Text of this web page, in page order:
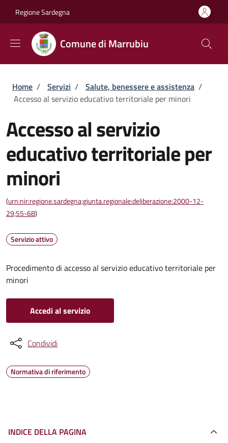
Regione Sardegna
Comune di Marrubiu
Briciole di pane
Home / Servizi / Salute, benessere e assistenza /
Accesso al servizio educativo territoriale per minori
Accesso al servizio
educativo territoriale per
minori
(urn:nir:regione.sardegna;giunta.regionale:deliberazione:2000-12-
29;55-68)
Servizio attivo
Procedimento di accesso al servizio educativo territoriale per
minori
Accedi al servizio
Condividi
Normativa di riferimento
INDICE DELLA PAGINA